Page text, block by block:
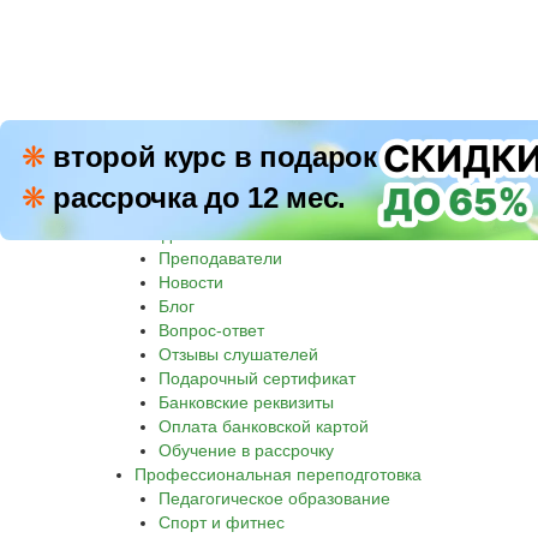
❋ второй курс в подарок
❋ рассрочка до 12 мес.
8 800 500-30-45
Преподаватели
Новости
Блог
Вопрос-ответ
Отзывы слушателей
Подарочный сертификат
Банковские реквизиты
Оплата банковской картой
Обучение в рассрочку
Профессиональная переподготовка
Педагогическое образование
Спорт и фитнес